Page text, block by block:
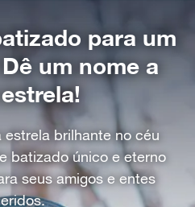
para um
um nome a
estrela brilhante no céu
batizado único e eterno
seus amigos e entes